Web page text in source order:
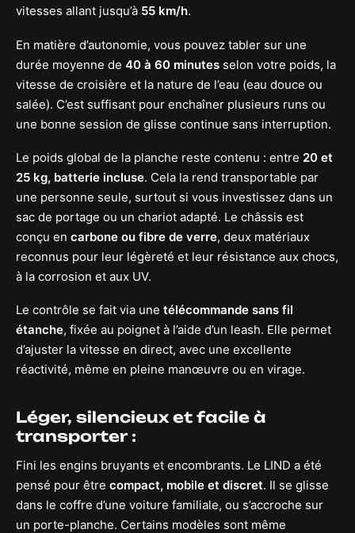
vitesses allant jusqu’à 55 km/h.
En matière d’autonomie, vous pouvez tabler sur une
durée moyenne de 40 à 60 minutes selon votre poids, la
vitesse de croisière et la nature de l’eau (eau douce ou
salée). C’est suffisant pour enchaîner plusieurs runs ou
une bonne session de glisse continue sans interruption.
Le poids global de la planche reste contenu : entre 20 et
25 kg, batterie incluse. Cela la rend transportable par
une personne seule, surtout si vous investissez dans un
sac de portage ou un chariot adapté. Le châssis est
conçu en carbone ou fibre de verre, deux matériaux
reconnus pour leur légèreté et leur résistance aux chocs,
à la corrosion et aux UV.
Le contrôle se fait via une télécommande sans fil
étanche, fixée au poignet à l’aide d’un leash. Elle permet
d’ajuster la vitesse en direct, avec une excellente
réactivité, même en pleine manœuvre ou en virage.
Léger, silencieux et facile à
transporter :
Fini les engins bruyants et encombrants. Le LIND a été
pensé pour être compact, mobile et discret. Il se glisse
dans le coffre d’une voiture familiale, ou s’accroche sur
un porte-planche. Certains modèles sont même